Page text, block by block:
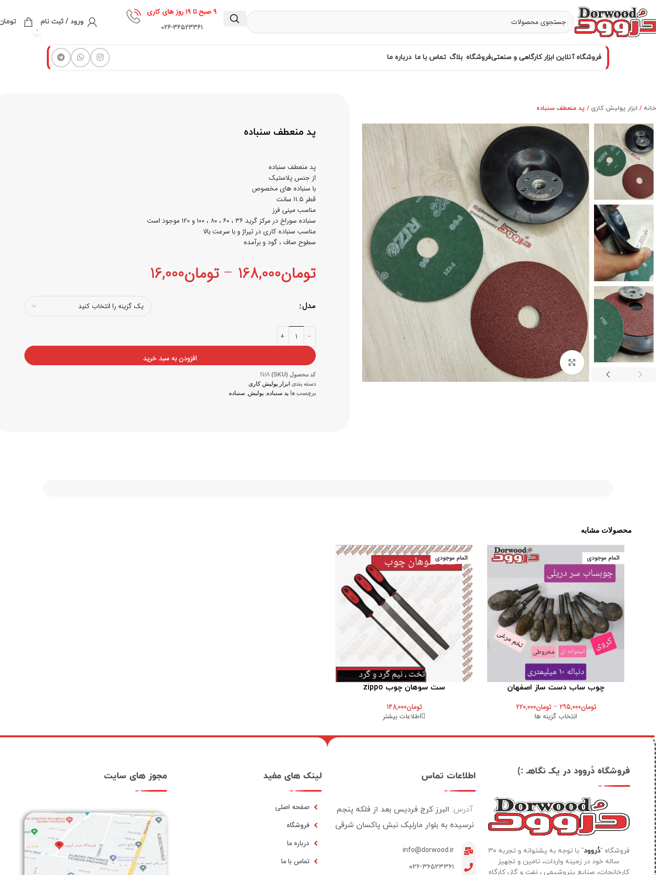
۹ صبح تا ۱۹ روز های کاری
۰۲۶-۳۶۵۲۳۳۶۱
ورود / ثبت نام
0
فروشگاه آنلاین ابزار کارگاهی و صنعتیفروشگاه بلاگ تماس با ما درباره ما
خانه ابزار پولیش کاری پد منعطف سنباده
برای بزرگنمایی کلیک کنید
پد منعطف سنباده
پد منعطف سنباده
از جنس پلاستیک
با سنباده های مخصوص
قطر ۱۱.۵ سانت
مناسب مینی فرز
سنباده سوراخ در مرکز گرید ۳۶ ، ۶۰ ، ۸۰ ، ۱۰۰ و ۱۲۰ موجود است
مناسب سنباده کاری در تیراژ و با سرعت بالا
سطوح صاف ، گود و برآمده
تومان168,000
– تومان16,000
مدل
افزودن به سبد خرید
کد محصول (SKU)
N/A
دسته بندی ابزار پولیش کاری
برچسب ها پد سنباده,پولیش, سنباده
محصولات مشابه
اتمام موجودی
چوب ساب دست ساز اصفهان
تومان295,000
– تومان220,000
انتخاب گزینه ها
اتمام موجودی
ست سوهان چوب zippo
تومان148,000
اطلاعات بیشتر
فروشگاه دُروود در یکـ نگاهـ :)
فروشگاه “دُروود
” با توجه به پشتوانه و تجربه ۳۰
ساله خود در زمینه واردات، تامین و تجهیز
کارخانجات، صنایع پتروشیمی ، نفت و گاز، کارگاه
اطلاعات تماس
آدرس: البرز کرج فردیس بعد از فلکه پنجم
نرسیده به بلوار مارلیک نبش پاکسان شرقی
info@dorwood.ir
۰۲۶-۳۶۵۲۳۳۶۱
لینک های مفید
صفحه اصلی
فروشگاه
درباره ما
تماس با ما
مجوز های سایت